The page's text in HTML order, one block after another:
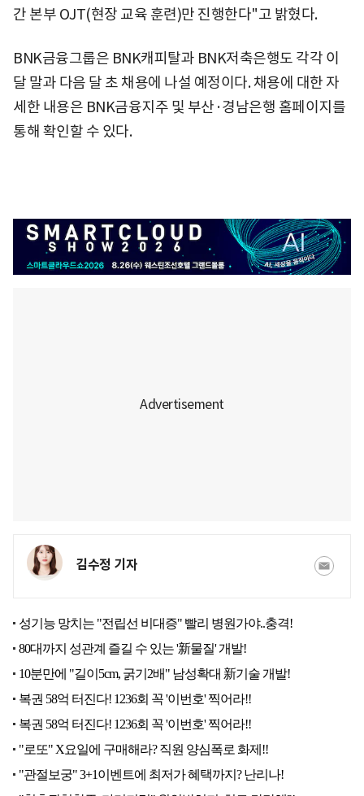
간 본부 OJT(현장 교육 훈련)만 진행한다"고 밝혔다.
BNK금융그룹은 BNK캐피탈과 BNK저축은행도 각각 이
달 말과 다음 달 초 채용에 나설 예정이다. 채용에 대한 자
세한 내용은 BNK금융지주 및 부산·경남은행 홈페이지를
통해 확인할 수 있다.
김수정 기자